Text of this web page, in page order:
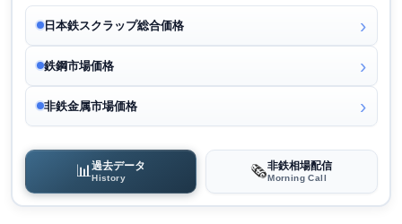
日本鉄スクラップ総合価格
鉄鋼市場価格
非鉄金属市場価格
📊過去データ
History 🗞️非鉄相場配信
Morning Call